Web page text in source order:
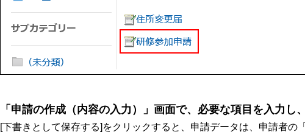
「申請の作成（内容の入力）」画面で、必要な項目を入力し
[下書きとして保存する]をクリックすると、申請データは、申請者の